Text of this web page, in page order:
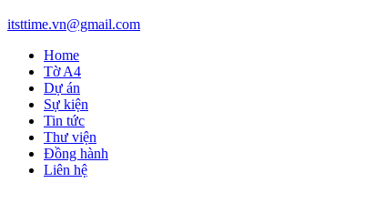
itsttime.vn@gmail.com
Home
Tờ A4
Dự án
Sự kiện
Tin tức
Thư viện
Đồng hành
Liên hệ